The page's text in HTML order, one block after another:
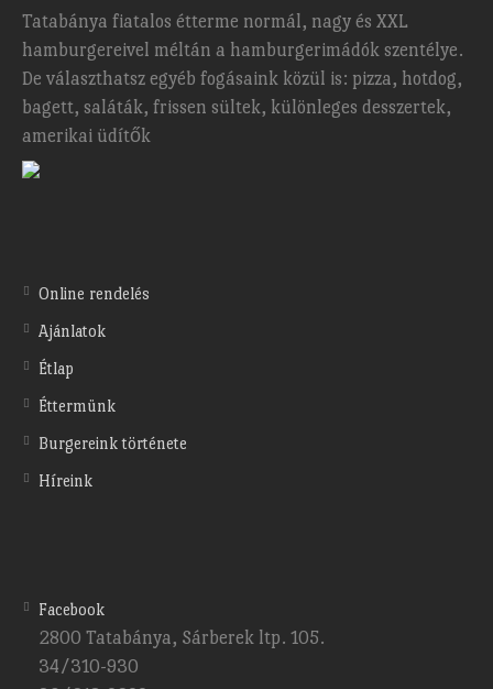
Tatabánya fiatalos étterme normál, nagy és XXL
hamburgereivel méltán a hamburgerimádók szentélye.
De választhatsz egyéb fogásaink közül is: pizza, hotdog,
bagett, saláták, frissen sültek, különleges desszertek,
amerikai üdítők
Online rendelés
Ajánlatok
Étlap
Éttermünk
Burgereink története
Híreink
Facebook
2800 Tatabánya, Sárberek ltp. 105.
34/310-930